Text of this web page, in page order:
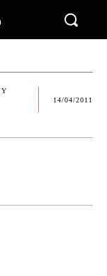
14/04/2011